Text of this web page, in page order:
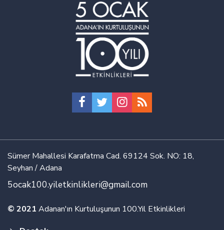
Sümer Mahallesi Karafatma Cad. 69124 Sok. NO: 18,
Seyhan / Adana
5ocak100.yiletkinlikleri@gmail.com
© 2021 Adanan'ın Kurtuluşunun 100.Yıl Etkinlikleri